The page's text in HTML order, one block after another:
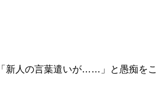
新人の言葉遣いが……」と愚痴をこ